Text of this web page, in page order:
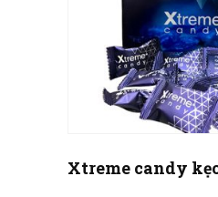
Xtreme candy